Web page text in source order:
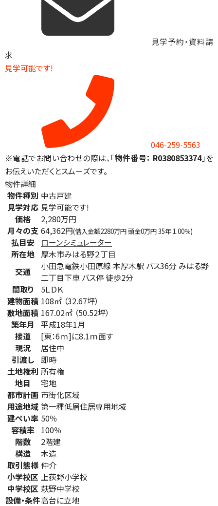
見学予約・資料請
求
見学可能です!
046-259-5563
※電話でお問い合わせの際は、「物件番号： R0380853374」を
お伝えいただくとスムーズです。
物件詳細
物件種別 中古戸建
見学対応 見学可能です!
価格
2,280万円
月々の支
払目安
64,362円(借入金額2280万円 頭金0万円 35年 1.00％)
ローンシミュレーター
所在地 厚木市みはる野２丁目
交通
小田急電鉄小田原線 本厚木駅 バス36分 みはる野
二丁目下車 バス停 徒歩2分
間取り
5ＬＤＫ
建物面積 108㎡ （32.67坪）
敷地面積 167.02㎡ （50.52坪）
築年月
平成18年1月
接道
[東：6ｍ]に8.1ｍ面す
現況
居住中
引渡し 即時
土地権利 所有権
地目
宅地
都市計画 市街化区域
用途地域 第一種低層住居専用地域
建ぺい率 50％
容積率 100％
階数
2階建
構造
木造
取引態様 仲介
小学校区 上荻野小学校
中学校区 萩野中学校
設備・条件高台に立地